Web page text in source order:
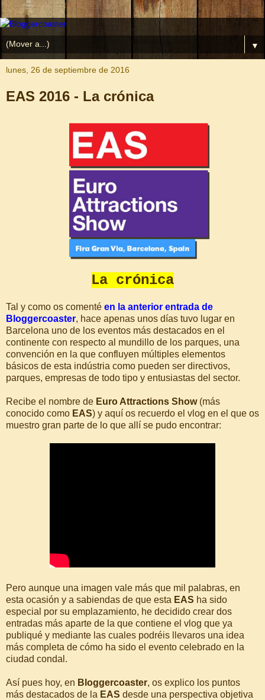
▼
lunes, 26 de septiembre de 2016
EAS 2016 - La crónica
La crónica
Tal y como os comenté en la anterior entrada de
Bloggercoaster, hace apenas unos días tuvo lugar en
Barcelona uno de los eventos más destacados en el
continente con respecto al mundillo de los parques, una
convención en la que confluyen múltiples elementos
básicos de esta indústria como pueden ser directivos,
parques, empresas de todo tipo y entusiastas del sector.
Recibe el nombre de Euro Attractions Show(más
conocido como EAS) y aquí os recuerdo el vlog en el que os
muestro gran parte de lo que allí se pudo encontrar:
Pero aunque una imagen vale más que mil palabras, en
esta ocasión y a sabiendas de que esta EAS ha sido
especial por su emplazamiento, he decidido crear dos
entradas más aparte de la que contiene el vlog que ya
publiqué y mediante las cuales podréis llevaros una idea
más completa de cómo ha sido el evento celebrado en la
ciudad condal.
Así pues hoy, en Bloggercoaster, os explico los puntos
más destacados de la EAS desde una perspectiva objetiva